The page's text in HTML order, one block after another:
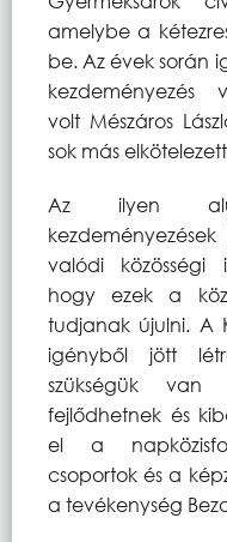
amelybe a
be. Az évek során
kezdeményezés
volt Mészáros
sok más
Az ilyen
valódi közösségi
hogy ezek a
tudjanak újulni. A
igényből jött
szükségük
fejlődhetnek és
el a
csoportok és a
a tevékenység